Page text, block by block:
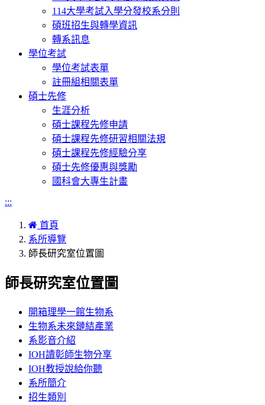
114大學考試入學分發校系分則
碩班招生與轉學資訊
轉系訊息
學位考試
學位考試表單
註冊組相關表單
碩士先修
生涯分析
碩士課程先修申請
碩士課程先修研習相關法規
碩士課程先修經驗分享
碩士先修優惠與獎勵
國科會大專生計畫
:::
首頁
系所導覽
師長研究室位置圖
師長研究室位置圖
開箱理學一館生物系
生物系未來鏈結產業
系影音介紹
IOH讀彰師生物分享
IOH教授說給你聽
系所簡介
招生類別